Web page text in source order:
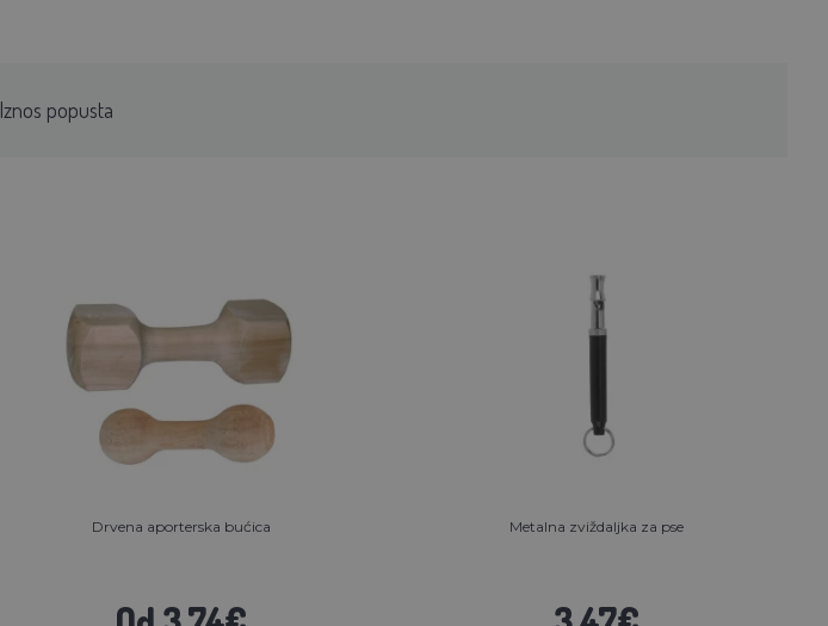
Iznos popusta
Drvena aporterska bućica Metalna zviždaljka za pse